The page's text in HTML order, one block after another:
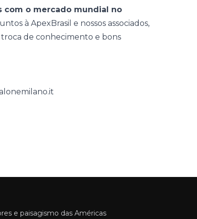
com o mercado mundial no
à ApexBrasil e nossos associados,
de conhecimento e bons
e paisagismo das Américas